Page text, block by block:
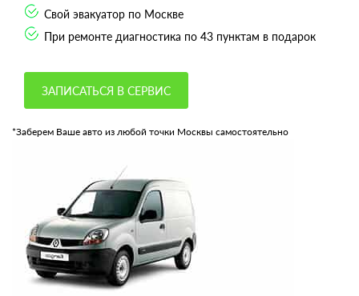
Свой эвакуатор по Москве
При ремонте диагностика по 43 пунктам в подарок
ЗАПИСАТЬСЯ В СЕРВИС
*Заберем Ваше авто из любой точки Москвы самостоятельно